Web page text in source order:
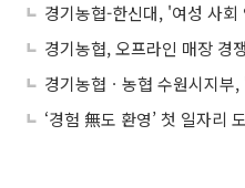
경기농협-한신대, '여성 사
‘경험 無도 환영’ 첫 일자리